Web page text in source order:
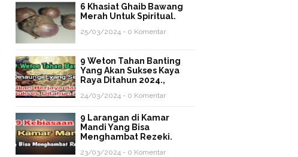
6 Khasiat Ghaib Bawang
Merah Untuk Spiritual.
25/03/2024 - 0 Komentar
9 Weton Tahan Banting
Yang Akan Sukses Kaya
Raya Ditahun 2024.,
24/03/2024 - 0 Komentar
9 Larangan di Kamar
Mandi Yang Bisa
Menghambat Rezeki.
23/03/2024 - 0 Komentar